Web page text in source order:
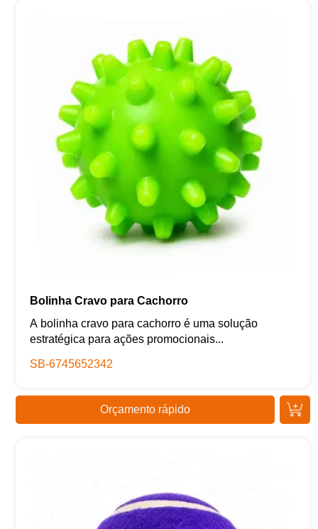
Bolinha Cravo para Cachorro
A bolinha cravo para cachorro é uma solução
estratégica para ações promocionais...
SB-6745652342
Orçamento rápido